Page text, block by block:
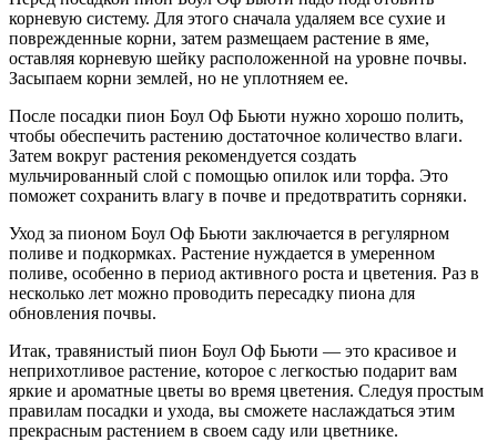
корневую систему. Для этого сначала удаляем все сухие и
поврежденные корни, затем размещаем растение в яме,
оставляя корневую шейку расположенной на уровне почвы.
Засыпаем корни землей, но не уплотняем ее.
После посадки пион Боул Оф Бьюти нужно хорошо полить,
чтобы обеспечить растению достаточное количество влаги.
Затем вокруг растения рекомендуется создать
мульчированный слой с помощью опилок или торфа. Это
поможет сохранить влагу в почве и предотвратить сорняки.
Уход за пионом Боул Оф Бьюти заключается в регулярном
поливе и подкормках. Растение нуждается в умеренном
поливе, особенно в период активного роста и цветения. Раз в
несколько лет можно проводить пересадку пиона для
обновления почвы.
Итак, травянистый пион Боул Оф Бьюти — это красивое и
неприхотливое растение, которое с легкостью подарит вам
яркие и ароматные цветы во время цветения. Следуя простым
правилам посадки и ухода, вы сможете наслаждаться этим
прекрасным растением в своем саду или цветнике.